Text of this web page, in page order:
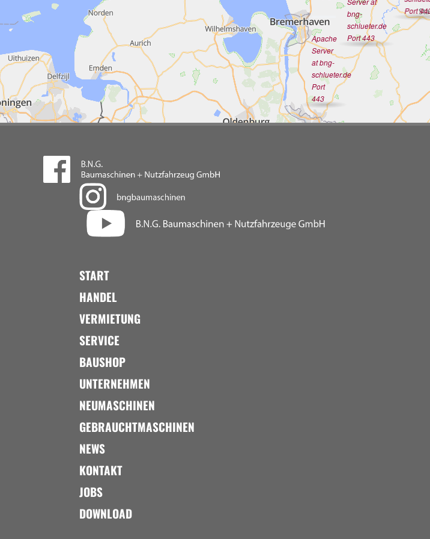
Port
bng-
schlueter.de
Port 443
Apache
Server
at bng-
schlueter.de
Port
443
START
HANDEL
VERMIETUNG
SERVICE
BAUSHOP
UNTERNEHMEN
NEUMASCHINEN
GEBRAUCHTMASCHINEN
NEWS
KONTAKT
JOBS
DOWNLOAD